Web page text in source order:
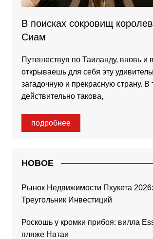
В поисках сокровищ
Сиам
Путешествуя по Таиланду, вновь и
открываешь для себя эту
загадочную и прекрасную страну. В
действительно такова,
подробнее
НОВОЕ
Рынок Недвижимости Пхукета
Треугольник Инвестиций
Роскошь у кромки прибоя: вилла
пляже Натаи